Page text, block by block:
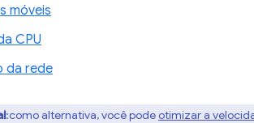
móveis
CPU
da rede
:como alternativa, você podeotimizar a